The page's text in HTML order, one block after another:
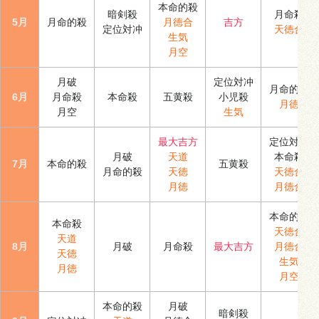
5月 月命的殺
暗剣殺
定位対冲
本命的殺
月徳合
生気
月空
吉方
月命殺
天徳合
6月
月破
月命殺
月空
本命殺 五黄殺
定位対冲
小児殺
生気
月命的殺
月徳
7月 本命的殺
月破
月命的殺
最大吉方
天道
天徳
月徳
五黄殺
定位対冲
本命殺
天徳合
月徳合
8月
本命殺
天道
天徳
月徳
月破 月命殺 最大吉方
本命的殺
天徳合
月徳合
生気
月空
本命的殺
月破
暗剣殺